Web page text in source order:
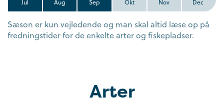
Jul Aug Sep Okt Nov Dec
Sæson er kun vejledende og man skal altid læse op på
fredningstider for de enkelte arter og fiskepladser.
Arter